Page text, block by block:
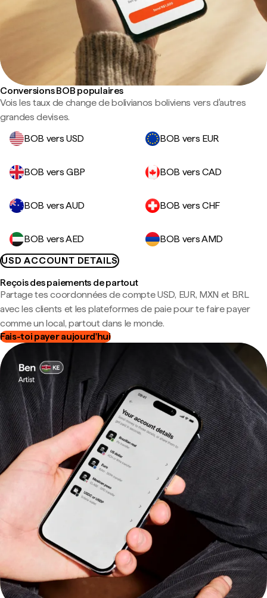
Conversions BOB populaires
Vois les taux de change de bolivianos boliviens vers d'autres
grandes devises.
BOB vers USD
BOB vers EUR
BOB vers GBP BOB vers CAD
BOB vers AUD BOB vers CHF
BOB vers AED
BOB vers AMD
USD ACCOUNT DETAILS
Reçois des paiements de partout
Partage tes coordonnées de compte USD, EUR, MXN et BRL
avec les clients et les plateformes de paie pour te faire payer
comme un local, partout dans le monde.
Fais-toi payer aujourd'hui